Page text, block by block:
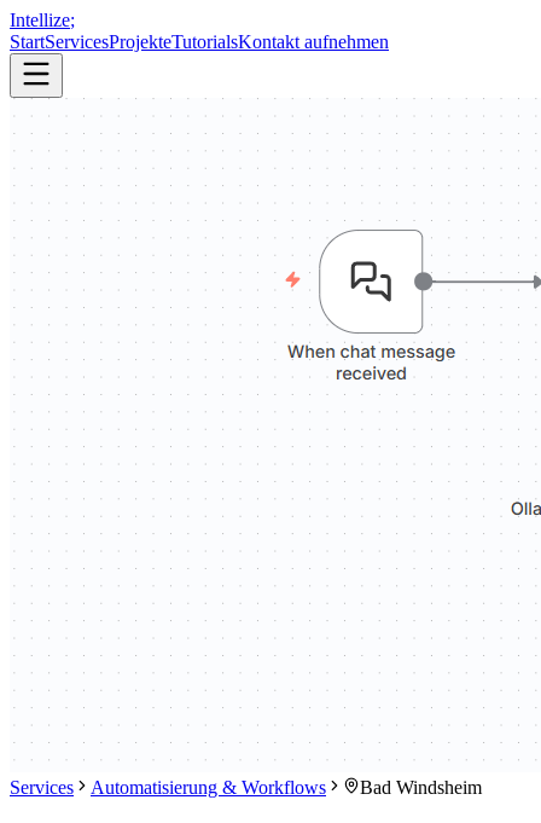
Intellize;
StartServicesProjekteTutorialsKontakt aufnehmen
Services Automatisierung & Workflows Bad Windsheim